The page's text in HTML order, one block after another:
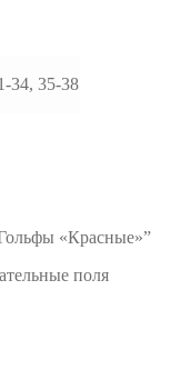
34, 35-38
«Красные»”
поля